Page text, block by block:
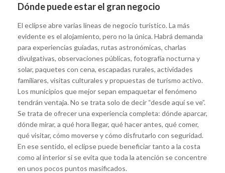
Dónde puede estar el gran negocio
El eclipse abre varias líneas de negocio turístico. La más
evidente es el alojamiento, pero no la única. Habrá demanda
para experiencias guiadas, rutas astronómicas, charlas
divulgativas, observaciones públicas, fotografía nocturna y
solar, paquetes con cena, escapadas rurales, actividades
familiares, visitas culturales y propuestas de turismo activo.
Los municipios que mejor sepan empaquetar el fenómeno
tendrán ventaja. No se trata solo de decir “desde aquí se ve”.
Se trata de ofrecer una experiencia completa: dónde aparcar,
dónde mirar, a qué hora llegar, qué hacer antes, qué comer,
qué visitar, cómo moverse y cómo disfrutarlo con seguridad.
En ese sentido, el eclipse puede beneficiar tanto a la costa
como al interior si se evita que toda la atención se concentre
en unos pocos puntos masificados.